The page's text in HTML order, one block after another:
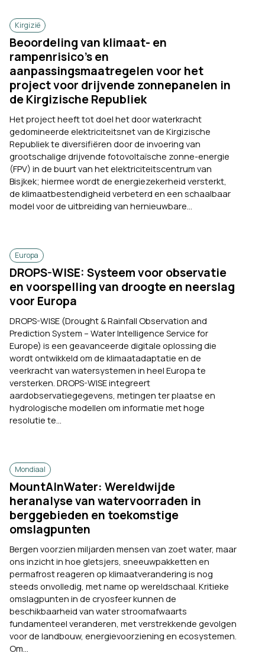
Kirgizië
Beoordeling van klimaat- en
rampenrisico’s en
aanpassingsmaatregelen voor het
project voor drijvende zonnepanelen in
de Kirgizische Republiek
Het project heeft tot doel het door waterkracht
gedomineerde elektriciteitsnet van de Kirgizische
Republiek te diversifiëren door de invoering van
grootschalige drijvende fotovoltaïsche zonne-energie
(FPV) in de buurt van het elektriciteitscentrum van
Bisjkek; hiermee wordt de energiezekerheid versterkt,
de klimaatbestendigheid verbeterd en een schaalbaar
model voor de uitbreiding van hernieuwbare...
Europa
DROPS-WISE: Systeem voor observatie
en voorspelling van droogte en neerslag
voor Europa
DROPS-WISE (Drought & Rainfall Observation and
Prediction System – Water Intelligence Service for
Europe) is een geavanceerde digitale oplossing die
wordt ontwikkeld om de klimaatadaptatie en de
veerkracht van watersystemen in heel Europa te
versterken. DROPS-WISE integreert
aardobservatiegegevens, metingen ter plaatse en
hydrologische modellen om informatie met hoge
resolutie te...
Mondiaal
MountAInWater: Wereldwijde
heranalyse van watervoorraden in
berggebieden en toekomstige
omslagpunten
Bergen voorzien miljarden mensen van zoet water, maar
ons inzicht in hoe gletsjers, sneeuwpakketten en
permafrost reageren op klimaatverandering is nog
steeds onvolledig, met name op wereldschaal. Kritieke
omslagpunten in de cryosfeer kunnen de
beschikbaarheid van water stroomafwaarts
fundamenteel veranderen, met verstrekkende gevolgen
voor de landbouw, energievoorziening en ecosystemen.
Om...